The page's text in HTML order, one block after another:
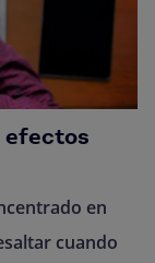
efectos
en
cuando